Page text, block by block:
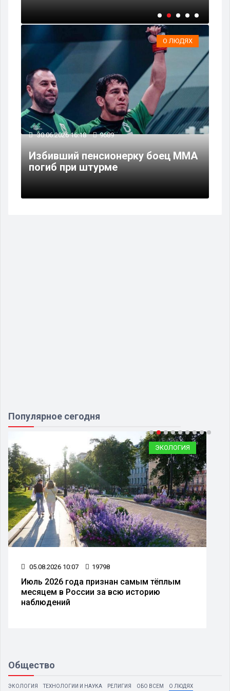
О ЛЮДЯХ
30.06.2026 16:18 9689
Избивший пенсионерку боец ММА
погиб при штурме
Популярное сегодня
ЭКОЛОГИЯ
05.08.2026 10:07 19798
Июль 2026 года признан самым тёплым
месяцем в России за всю историю
наблюдений
Общество
ЭКОЛОГИЯ ТЕХНОЛОГИИ И НАУКА РЕЛИГИЯ ОБО ВСЕМ О ЛЮДЯХ